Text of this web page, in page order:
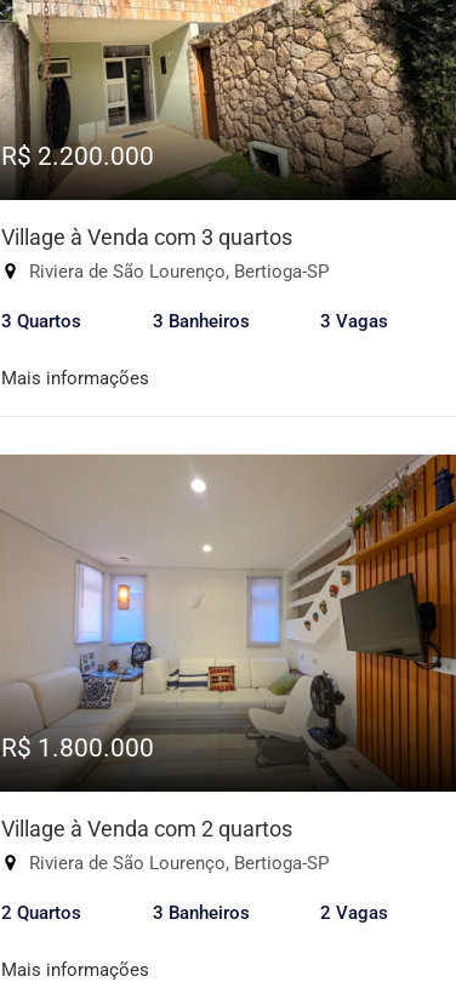
R$ 2.200.000
Village à Venda com 3 quartos
Riviera de São Lourenço, Bertioga-SP
3 Quartos 3 Banheiros 3 Vagas
Mais informações
R$ 1.800.000
Village à Venda com 2 quartos
Riviera de São Lourenço, Bertioga-SP
2 Quartos 3 Banheiros 2 Vagas
Mais informações